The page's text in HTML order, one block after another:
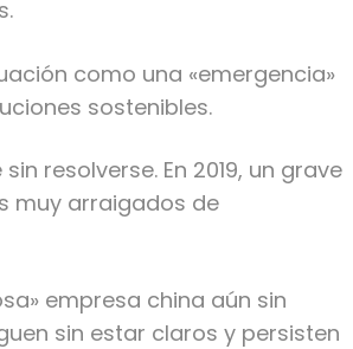
como una «emergencia»
sostenibles.
resolverse. En 2019, un grave
muy arraigados de
empresa china aún sin
sin estar claros y persisten